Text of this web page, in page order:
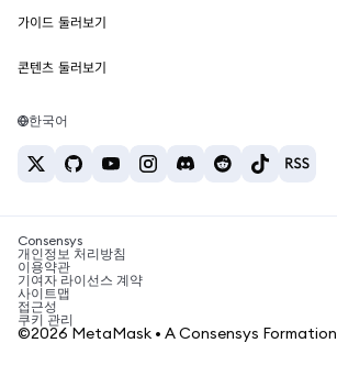
Snaps
웹3 서비스
보안
고객 지원
채용
솔라나 가격
테더 가격
ETH를 USD로 환전
USDT를 INR로 환전
BTC를 INR로 환전
ETH를 USDT로 환전
가이드 둘러보기
ETH 매수
USDT 매수
SHIB 매수
BNB 매수
콘텐츠 둘러보기
솔라나 지갑
암호화폐 세금 뉴스
암호화폐 매수 방법
비트코인 매도 방법
한국어
Consensys
개인정보 처리방침
이용약관
기여자 라이선스 계약
사이트맵
접근성
쿠키 관리
©2026 MetaMask • A Consensys Formation